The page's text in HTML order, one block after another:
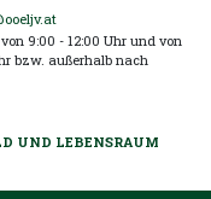
9:00 - 12:00 Uhr und von
bzw. außerhalb nach
UND LEBENSRAUM